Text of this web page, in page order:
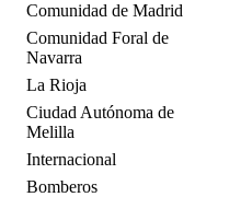
Comunidad de Madrid
Comunidad Foral de
Navarra
La Rioja
Ciudad Autónoma de
Melilla
Internacional
Bomberos